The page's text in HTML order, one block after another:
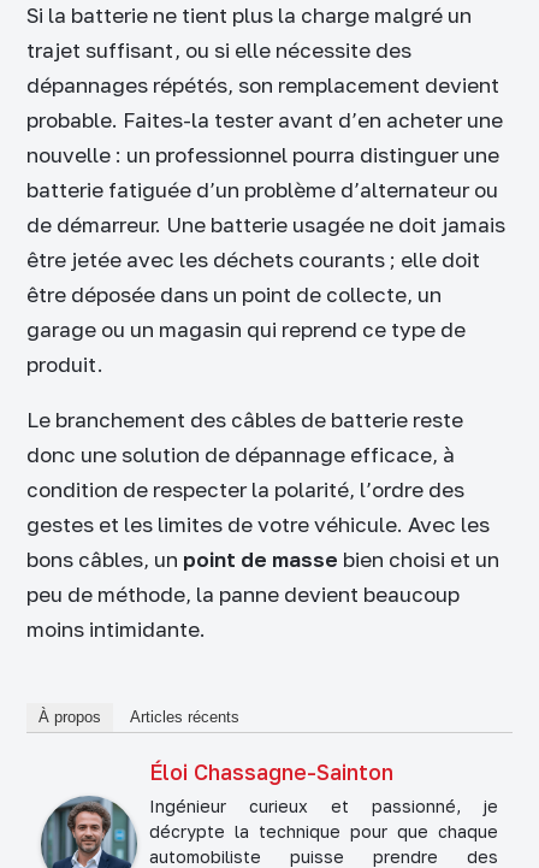
Si la batterie ne tient plus la charge malgré un
trajet suffisant, ou si elle nécessite des
dépannages répétés, son remplacement devient
probable. Faites-la tester avant d’en acheter une
nouvelle : un professionnel pourra distinguer une
batterie fatiguée d’un problème d’alternateur ou
de démarreur. Une batterie usagée ne doit jamais
être jetée avec les déchets courants ; elle doit
être déposée dans un point de collecte, un
garage ou un magasin qui reprend ce type de
produit.
Le branchement des câbles de batterie reste
donc une solution de dépannage efficace, à
condition de respecter la polarité, l’ordre des
gestes et les limites de votre véhicule. Avec les
bons câbles, un point de masse bien choisi et un
peu de méthode, la panne devient beaucoup
moins intimidante.
À propos Articles récents
Éloi Chassagne-Sainton
Ingénieur curieux et passionné, je
décrypte la technique pour que chaque
automobiliste puisse prendre des